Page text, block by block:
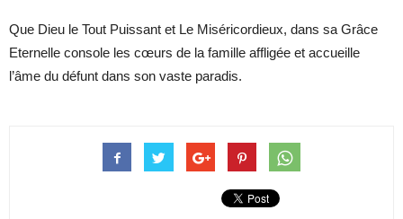
Que Dieu le Tout Puissant et Le Miséricordieux, dans sa Grâce
Eternelle console les cœurs de la famille affligée et accueille
l’âme du défunt dans son vaste paradis.